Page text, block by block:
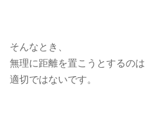
そんなとき、
無理に距離を置こうとするのは
適切ではないです。